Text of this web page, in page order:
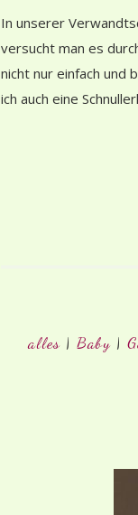
In unserer
versucht man es
nicht nur einfach und
ich auch eine
alles | Baby |